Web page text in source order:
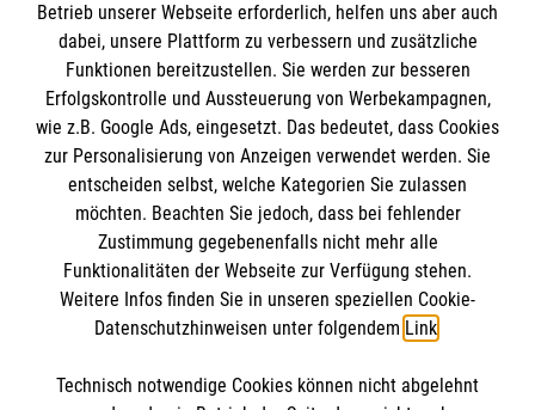
Brotherhood of Blessed Gérard
Order of Malta
Our organisation
Care Centre
Child Care
Information
Imprint
Betrieb unserer Webseite erforderlich, helfen uns aber auch
dabei, unsere Plattform zu verbessern und zusätzliche
Funktionen bereitzustellen. Sie werden zur besseren
Erfolgskontrolle und Aussteuerung von Werbekampagnen,
wie z.B. Google Ads, eingesetzt. Das bedeutet, dass Cookies
zur Personalisierung von Anzeigen verwendet werden. Sie
entscheiden selbst, welche Kategorien Sie zulassen
möchten. Beachten Sie jedoch, dass bei fehlender
Zustimmung gegebenenfalls nicht mehr alle
Funktionalitäten der Webseite zur Verfügung stehen.
Weitere Infos finden Sie in unseren speziellen Cookie-
Datenschutzhinweisen unter folgendem Link.
Technisch notwendige Cookies können nicht abgelehnt